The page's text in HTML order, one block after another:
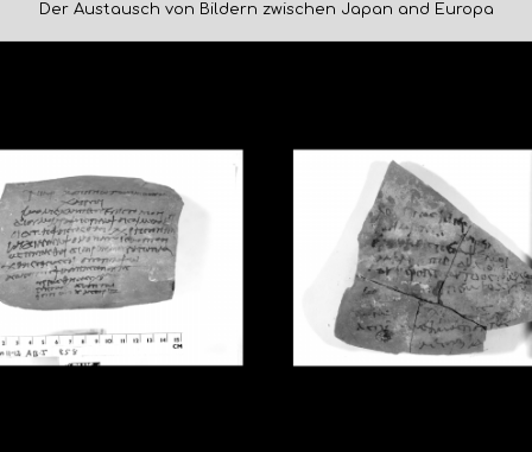
Der Austausch von Bildern zwischen Japan and Europa